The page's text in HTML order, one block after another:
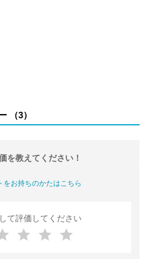
（3）
を教えてください！
をお持ちのかたはこちら
て評価してください